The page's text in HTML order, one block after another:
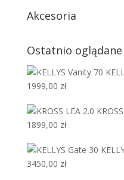
Akcesoria
Ostatnio oglądane
Pierwotna
wynosiła:
3199,00 zł.
1999,00 złAktualna
wynosi:
1999,00 zł.
1899,00 złZakres
od
1650,00 zł
Pierwotna
3450,00 złAktualna